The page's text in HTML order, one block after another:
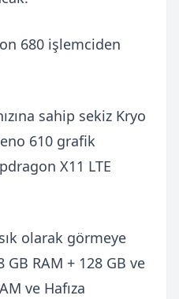
680 işlemciden
sahip sekiz Kryo
610 grafik
X11 LTE
olarak görmeye
GB RAM + 128 GB ve
ve Hafıza